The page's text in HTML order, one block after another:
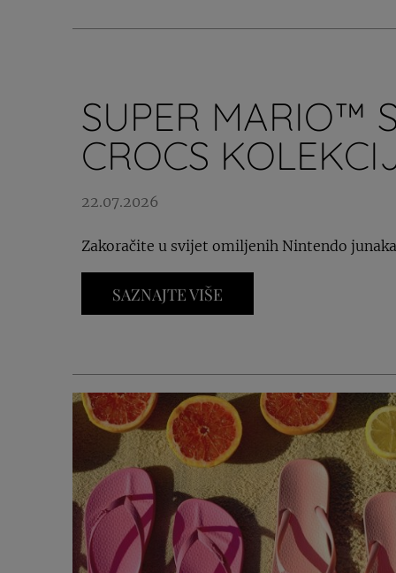
SUPER MARIO™
CROCS
22.07.2026
Zakoračite u svijet omiljenih Nintendo
SAZNAJTE VIŠE